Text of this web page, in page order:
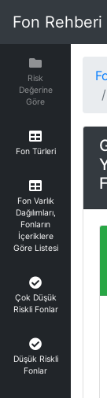
Fon Rehberi
Risk
Değerine
Göre
Fon Türleri
Fon Varlık
Dağılımları,
Fonların
İçeriklere
Göre Listesi
Çok Düşük
Riskli Fonlar
Düşük Riskli
Fonlar